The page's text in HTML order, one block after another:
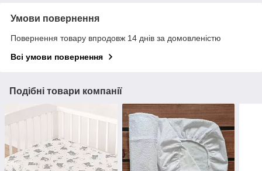
Умови повернення
Повернення товару впродовж 14 днів за домовленістю
Всі умови повернення
Подібні товари компанії